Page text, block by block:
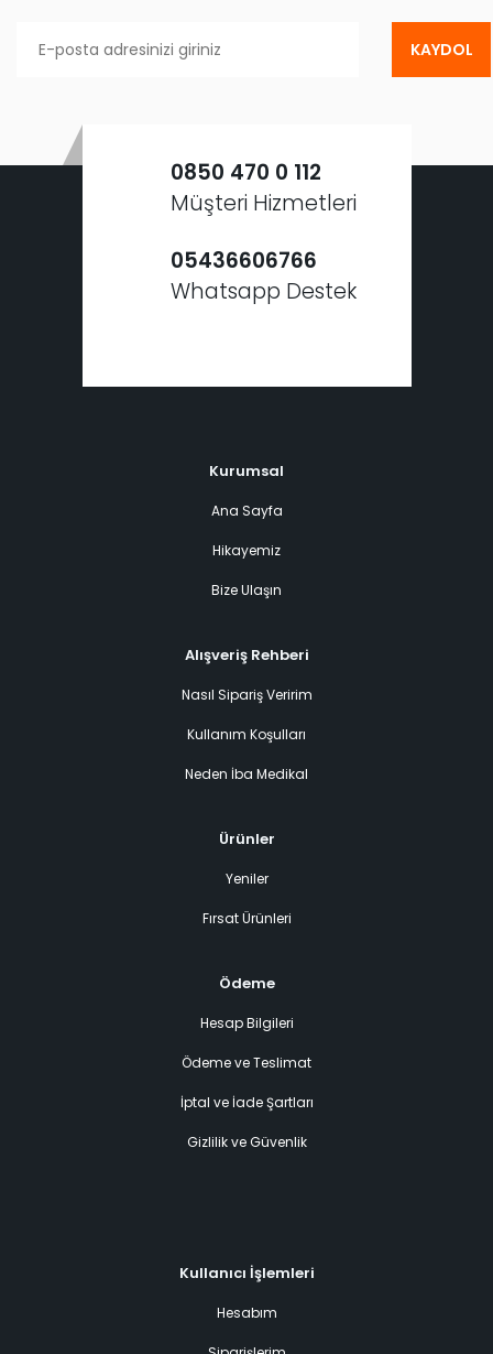
KAYDOL
0850 470 0 112
Müşteri Hizmetleri
05436606766
Whatsapp Destek
Kurumsal
Ana Sayfa
Hikayemiz
Bize Ulaşın
Alışveriş Rehberi
Nasıl Sipariş Veririm
Kullanım Koşulları
Neden İba Medikal
Ürünler
Yeniler
Fırsat Ürünleri
Ödeme
Hesap Bilgileri
Ödeme ve Teslimat
İptal ve İade Şartları
Gizlilik ve Güvenlik
Kullanıcı İşlemleri
Hesabım